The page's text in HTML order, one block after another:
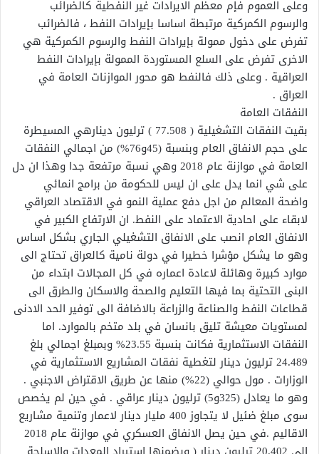
وعلى العموم فإم معظم الايرادات غير النفطية كالضرائب
والرسوم الكمركية مرتبطة اساسا بإيرادات النفط ، فالضرائب
تفرض على دخول ممولة بإيرادات النفط والرسوم الكمركية هي
الاخرى تفرض على السلع المستوردة الممولة بإيرادات النفط
العراقية . وعلى ذلك فالنفط هو محور الموازنات العامة في
العراق .
النفقات العامة
بقيت النفقات التشغيلية ( 77.508 ) ترليون دينارهي المسيطرة
على حجم الانفاق العام وبنسبة (45و76%) من اجمالي النفقات
العامة في موازنة عام 2018 وهي نسبة مرتفعة جدا وهذا ان دل
على شي انما يدل على ان ليس للحكومة من برامج انمائي
واضحة المعالم من اجل دفع عملية النمو في الاقتصاد العراقي
لابقاء على احادية الاعتماد على النفط. ان الارتفاع الكبير في
الانفاق العام انصب على الانفاق التشغيلي الجاري بشكل اساس
وهو ما يشكل مؤشرا خطيرا في دولة نامية كالعراق تحتاج الى
موارد كبيرة وهائلة لاعادة اعماره في كل المجالات ابتداء من
البنى التحتية بما فيها التعليم والصحة والاسكان والطرق الى
قطاعات النفط والصناعة والزراعة بالاضافة الى توفير الحد الادنى
لمستويات معيشة تليق بانسان في بلد متخم بالموارد. اما
النفقات الاستثمارية فكانت بنسبة 23.55% وبمبلغ اجمالي بلغ
24.489 ترليون دينار لتغطية نفقات المشاريع الاستثمارية في
الوزارات . مول حوالي (22%) منها عن طريق الاقتراض الاجنبي .
وهو ما يعادل (325و5) ترليون دينار عراقي . في حين لم يخصص
سوى مبلغ ضئيل لا يتجاوز 400 مليار دينار لاعمار وتنمية مشاريع
الاقاليم .في حين يصل الانفاق العسكري في موازنة عام 2018